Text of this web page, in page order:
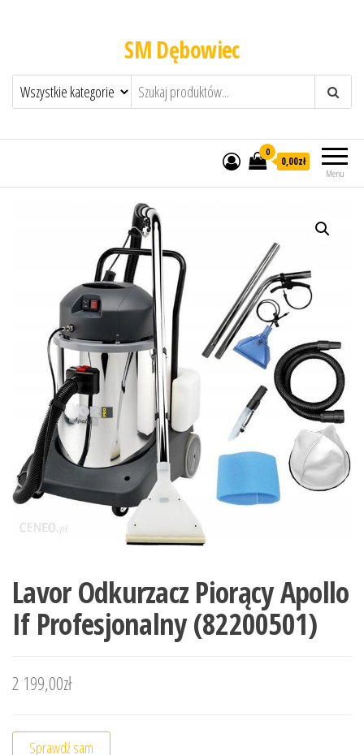
SM Dębowiec
Menu
0
0,00zł
Lavor Odkurzacz Piorący Apollo
If Profesjonalny (82200501)
2 199,00zł
Sprawdź sam